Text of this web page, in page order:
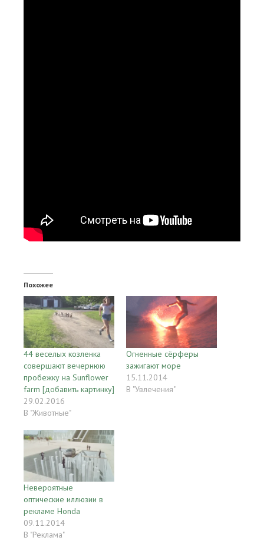
Похожее
44 веселых козленка
совершают вечернюю
пробежку на Sunflower
farm [добавить картинку]
29.02.2016
В "Животные"
Огненные сёрферы
зажигают море
15.11.2014
В "Увлечения"
Невероятные
оптические иллюзии в
рекламе Honda
09.11.2014
В "Реклама"